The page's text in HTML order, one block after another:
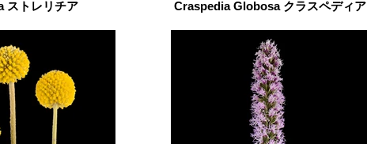
ストレリチア Craspedia Globosa クラスペディア